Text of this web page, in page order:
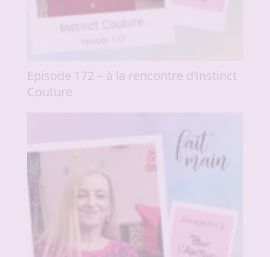
Episode 172 – à la rencontre d’Instinct
Couture